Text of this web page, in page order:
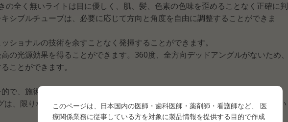
の全く無いライトは目に優しく、肌、髪、色素の色味を歪めることなく正確に判
シブルチューブは、必要に応じて方向と角度を自由に調整することができま
ショナルの技術を余すことなく発揮することができます。
の光源効果を得ることができます。360度、全方向デッドアングルがないため、
ことができます。
で、施術箇所の影やコントラストの不一致を避けることができます。
は、限りなく自然光をシミュレートしていますので、照らされた色は歪みの無い
このページは、日本国内の医師・歯科医師・薬剤師・看護師など、 医
療関係業務に従事している方を対象に製品情報を提供する目的で作成